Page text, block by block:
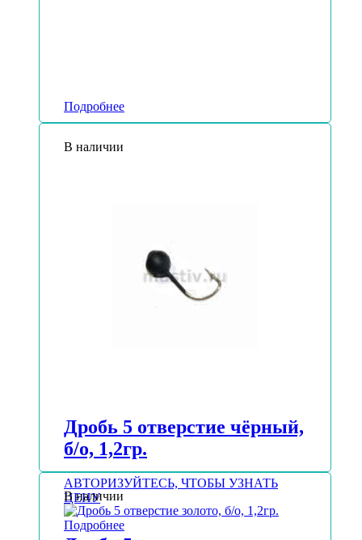
Подробнее
В наличии
Дробь 5 отверстие чёрный,
б/о, 1,2гр.
АВТОРИЗУЙТЕСЬ, ЧТОБЫ УЗНАТЬ
ЦЕНУ
Подробнее
В наличии